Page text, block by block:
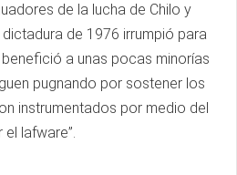
de la lucha de Chilo y
de 1976 irrumpió para
a unas pocas minorías
pugnando por sostener los
instrumentados por medio del
lafware”.